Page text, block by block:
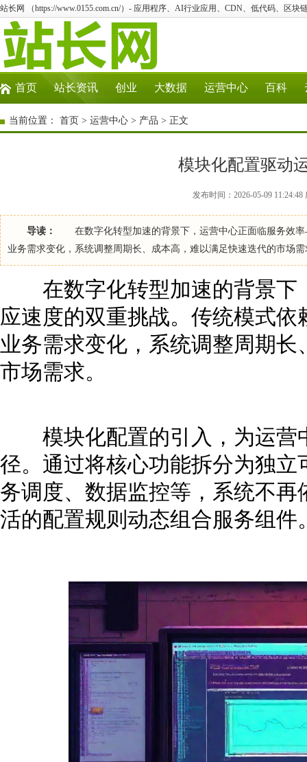
站长网 （https://www.0155.com.cn/）- 应用程序、AI行业应用、CDN、低代码、区块
首页 站长资讯 创业 大数据 运营中心 百科
当前位置： 首页 > 运营中心 > 产品 > 正文
模块化配置驱动
发布时间：2026-05-09
导读：
在数字化转型加速的背景下，运营中心正面临服务效率
业务需求变化，系统调整周期长、成本高，难以满足快速迭代的市
在数字化转型加速的背景下
应速度的双重挑战。传统模式
业务需求变化，系统调整周期
市场需求。
模块化配置的引入，为运营
径。通过将核心功能拆分为独
务调度、数据监控等，系统不
活的配置规则动态组合服务组件